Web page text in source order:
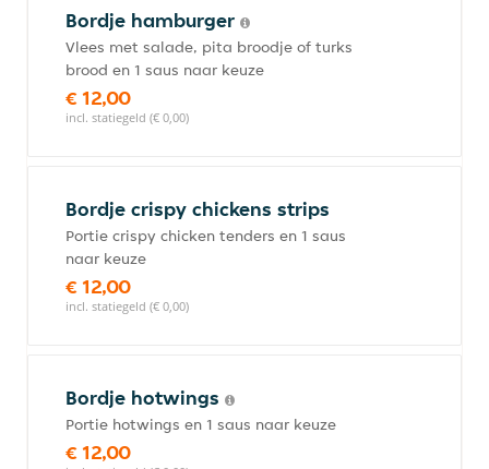
Bordje hamburger
Vlees met salade, pita broodje of turks
brood en 1 saus naar keuze
€ 12,00
incl. statiegeld (€ 0,00)
Bordje crispy chickens strips
Portie crispy chicken tenders en 1 saus
naar keuze
€ 12,00
incl. statiegeld (€ 0,00)
Bordje hotwings
Portie hotwings en 1 saus naar keuze
€ 12,00